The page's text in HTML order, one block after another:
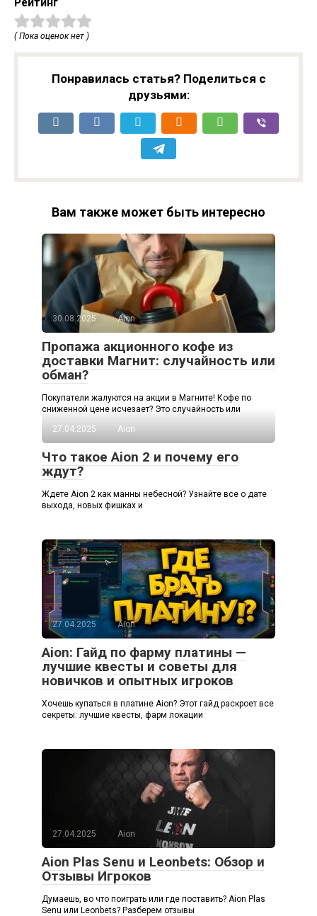
( Пока оценок нет )
Понравилась статья? Поделиться с
друзьями:
Вам также может быть интересно
30.08.2025 Aion
Пропажа акционного кофе из
доставки Магнит: случайность или
обман?
Покупатели жалуются на акции в Магните! Кофе по
сниженной цене исчезает? Это случайность или
27.04.2025
Aion
Что такое Aion 2 и почему его
ждут?
Ждете Aion 2 как манны небесной? Узнайте все о дате
выхода, новых фишках и
27.04.2025 Aion
Aion: Гайд по фарму платины —
лучшие квесты и советы для
новичков и опытных игроков
Хочешь купаться в платине Aion? Этот гайд раскроет все
секреты: лучшие квесты, фарм локации
27.04.2025 Aion
Aion Plas Senu и Leonbets: Обзор и
Отзывы Игроков
Думаешь, во что поиграть или где поставить? Aion Plas
Senu или Leonbets? Разберем отзывы